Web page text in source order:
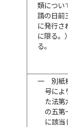
類につい
請の日前
に発行さ
に限る。
る。
一
別紙
号によ
た法第
の五第
に該当